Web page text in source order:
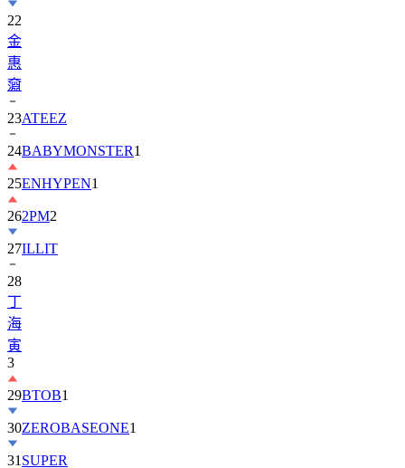
金
惠
奫
23
24BABYMONSTER
25ENHYPEN1
262PM2
27ILLIT
28
丁
海
寅
3
29
30ZEROBASEONE
31SUPER
JUNIOR